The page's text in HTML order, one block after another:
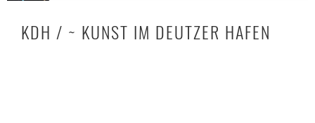
KDH / ~ KUNST IM DEUTZER HAFEN